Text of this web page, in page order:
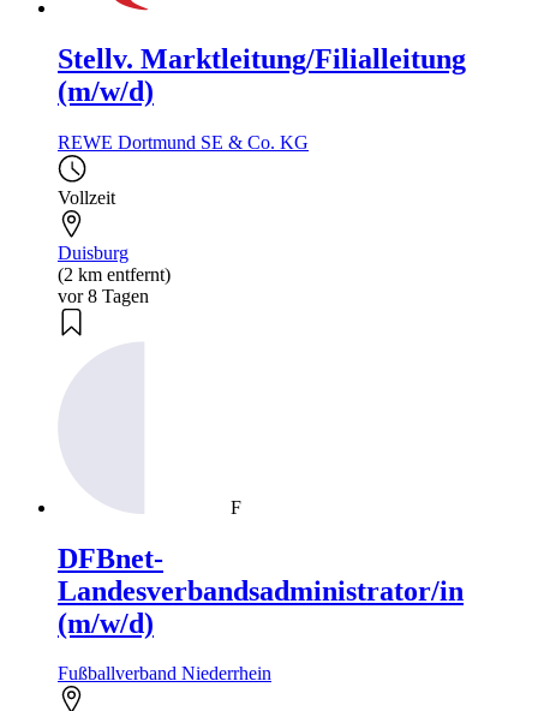
Stellv. Marktleitung/Filialleitung
(m/w/d)
REWE Dortmund SE & Co. KG
Vollzeit
Duisburg
(2 km entfernt)
vor 8 Tagen
F
DFBnet-
Landesverbandsadministrator/in
(m/w/d)
Fußballverband Niederrhein